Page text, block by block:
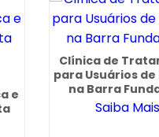
e
Clínica de
para Usuários
na Barra
Saiba Mais